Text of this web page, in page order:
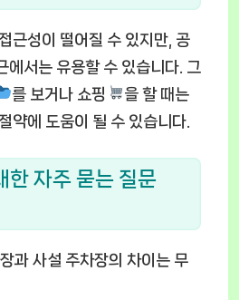
근성이 떨어질 수 있지만, 공
에서는 유용할 수 있습니다. 그
를 보거나 쇼핑
을 할 때는
약에 도움이 될 수 있습니다.
한 자주 묻는 질문
과 사설 주차장의 차이는 무